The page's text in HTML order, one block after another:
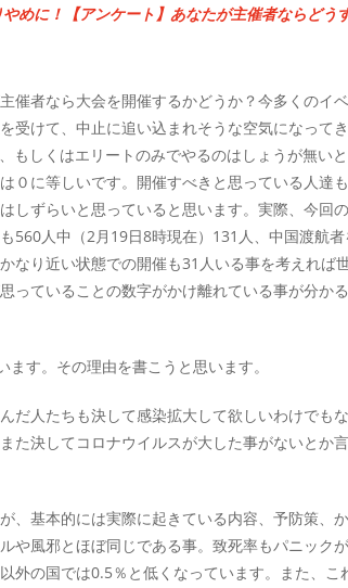
めに！【アンケート】あなたが主催者ならどう
催者なら大会を開催するかどうか？今多くのイ
受けて、中止に追い込まれそうな空気になって
もしくはエリートのみでやるのはしょうが無い
０に等しいです。開催すべきと思っている人達
しずらいと思っていると思います。実際、今回
560人中（2月19日8時現在）131人、中国渡航者
なり近い状態での開催も31人いる事を考えれば
っていることの数字がかけ離れている事が分か
ます。その理由を書こうと思います。
だ人たちも決して感染拡大して欲しいわけでも
た決してコロナウイルスが大した事がないとか
、基本的には実際に起きている内容、予防策、
や風邪とほぼ同じである事。致死率もパニック
外の国では0.5％と低くなっています。また、こ